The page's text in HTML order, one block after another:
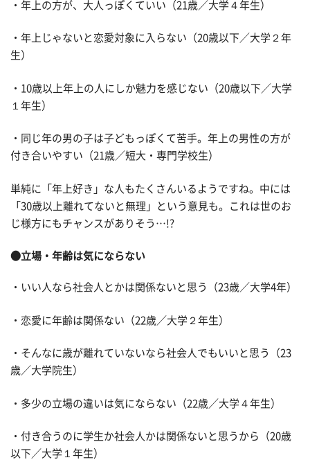
・年上の方が、大人っぽくていい（21歳／大学４年生）
・年上じゃないと恋愛対象に入らない（20歳以下／大学２年
生）
・10歳以上年上の人にしか魅力を感じない（20歳以下／大学
１年生）
・同じ年の男の子は子どもっぽくて苦手。年上の男性の方が
付き合いやすい（21歳／短大・専門学校生）
単純に「年上好き」な人もたくさんいるようですね。中には
「30歳以上離れてないと無理」という意見も。これは世のお
じ様方にもチャンスがありそう…!?
●立場・年齢は気にならない
・いい人なら社会人とかは関係ないと思う（23歳／大学4年）
・恋愛に年齢は関係ない（22歳／大学２年生）
・そんなに歳が離れていないなら社会人でもいいと思う（23
歳／大学院生）
・多少の立場の違いは気にならない（22歳／大学４年生）
・付き合うのに学生か社会人かは関係ないと思うから（20歳
以下／大学１年生）